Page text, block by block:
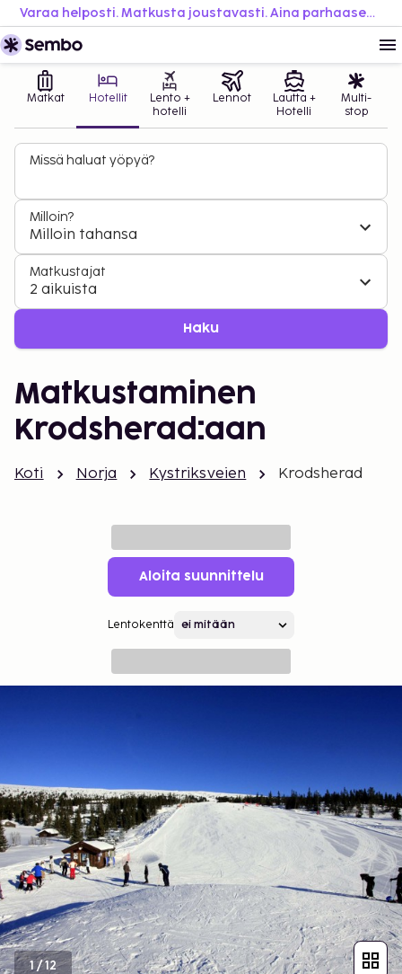
Varaa helposti. Matkusta joustavasti. Aina parhaaseen hintaan.
Matkat Hotellit
Lento +
hotelli
Lennot
Lautta +
Hotelli
Multi-
stop
Missä haluat yöpyä?
Milloin?
Milloin tahansa
Matkustajat
2 aikuista
Haku
Matkustaminen
Krodsherad:aan
Koti Norja Kystriksveien Krodsherad
Aloita suunnittelu
Lentokenttä
1/12